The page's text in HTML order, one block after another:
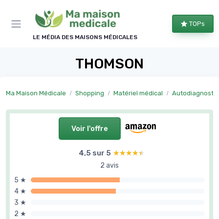
LE MÉDIA DES MAISONS MÉDICALES
TOPs
THOMSON
Ma Maison Médicale Shopping Matériel médical Autodiagnostic
Voir l'offre
4,5 sur 5 ★★★★★
★★★★★
2 avis
5 ★
4 ★
3 ★
2 ★